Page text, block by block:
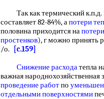
Так как термический к.п.д.
составляет 82-84%, апотери
половина приходится на
простенков), г можно принять
/о.
[c.159]
Снижение расходатепла
важная народнохозяйственная
проведение работпо
отдельными поверхностями